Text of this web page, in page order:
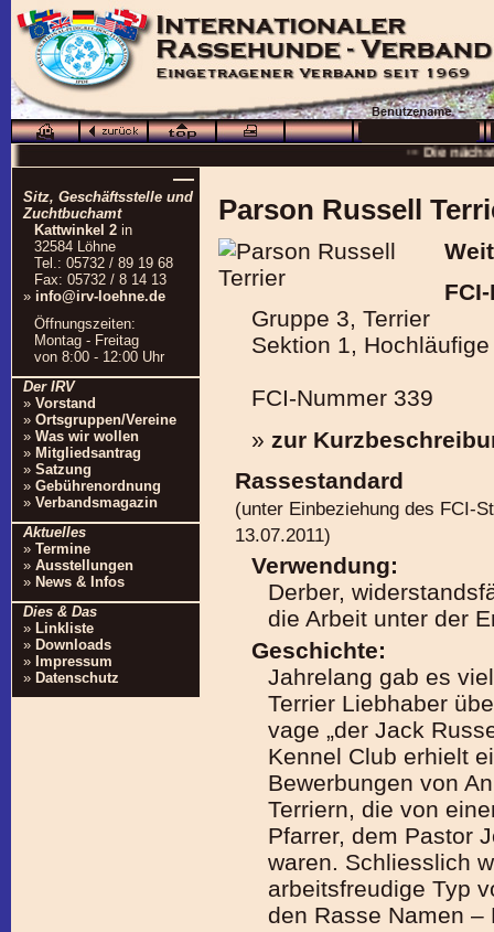
—
Sitz, Geschäftsstelle und
Zuchtbuchamt
Kattwinkel 2 in
32584 Löhne
Tel.: 05732 / 89 19 68
Fax: 05732 / 8 14 13
» info@irv-loehne.de
Öffnungszeiten:
Montag - Freitag
von 8:00 - 12:00 Uhr
Der IRV
» Vorstand
» Ortsgruppen/Vereine
» Was wir wollen
» Mitgliedsantrag
» Satzung
» Gebührenordnung
» Verbandsmagazin
Aktuelles
» Termine
» Ausstellungen
» News & Infos
Dies & Das
» Linkliste
» Downloads
» Impressum
» Datenschutz
Parson Russell
Gruppe 3, Terrier
Sektion 1, Hochläufige
FCI-Nummer 339
» zur
Rassestandard
(unter Einbeziehung des FCI-
13.07.2011)
Verwendung:
Derber,
die Arbeit unter der
Geschichte:
Jahrelang gab es
Terrier Liebhaber
vage „der Jack
Kennel Club erhielt
Bewerbungen von
Terriern, die von
Pfarrer, dem Pastor
waren. Schliesslich
arbeitsfreudige Typ
den Rasse Namen –
···
··· Die
···